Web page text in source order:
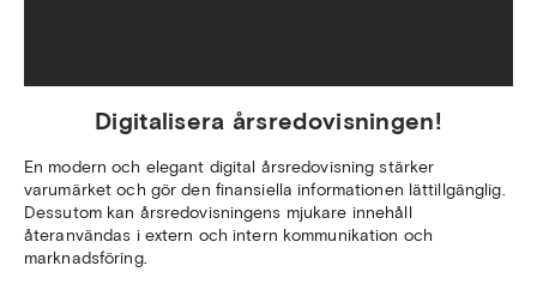
Digitalisera årsredovisningen!
En modern och elegant digital årsredovisning stärker
varumärket och gör den finansiella informationen lättillgänglig.
Dessutom kan årsredovisningens mjukare innehåll
återanvändas i extern och intern kommunikation och
marknadsföring.